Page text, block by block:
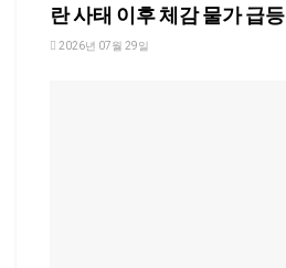
란 사태 이후 체감 물가 급등
2026년 07월 29일